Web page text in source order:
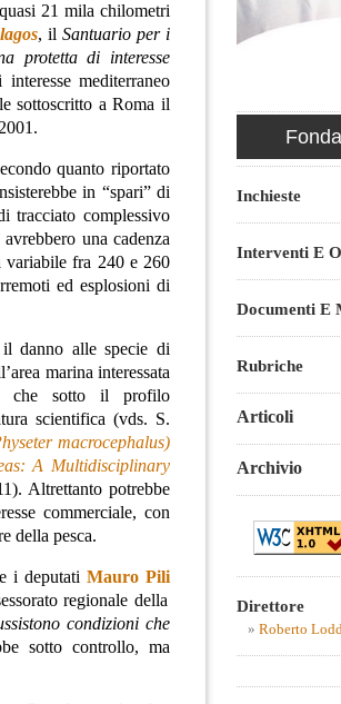
21 mila chilometri
, il Santuario per i
protetta di interesse
mediterraneo
sottoscritto a Roma il
quanto riportato
in “spari” di
tracciato complessivo
una cadenza
variabile fra 240 e 260
ed esplosioni di
danno alle specie di
marina interessata
che sotto il profilo
scientifica (vds. S.
macrocephalus)
A Multidisciplinary
Altrettanto potrebbe
commerciale, con
della pesca.
i deputatiMauro Pili
regionale della
condizioni che
sotto controllo, ma
Inchieste
Interventi E
Documenti E
Rubriche
Articoli
Archivio
Direttore
Roberto